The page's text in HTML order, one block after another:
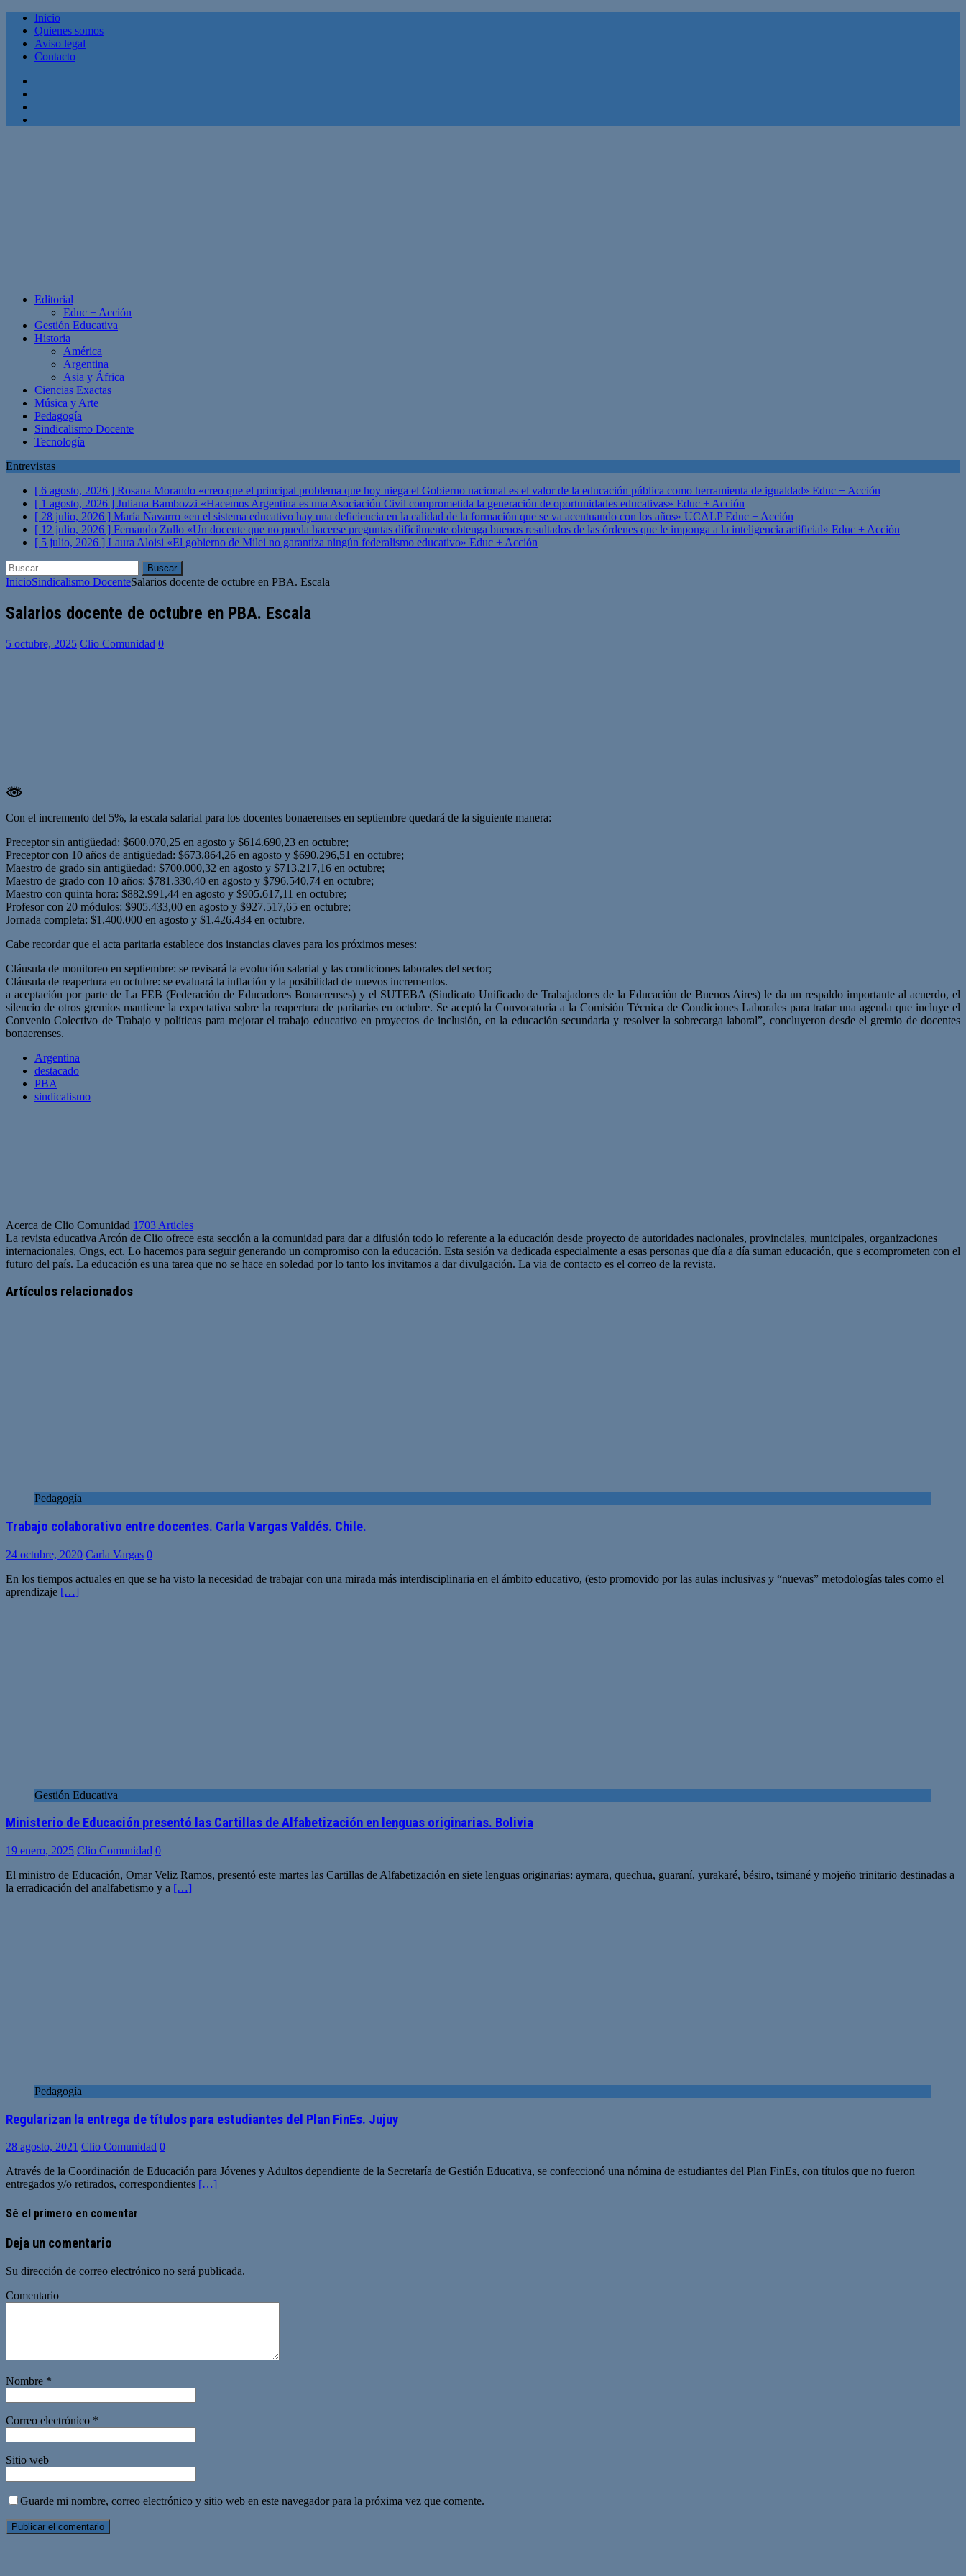
Inicio
Quienes somos
Aviso legal
Contacto
Editorial
Educ + Acción
Gestión Educativa
Historia
América
Argentina
Asia y África
Ciencias Exactas
Música y Arte
Pedagogía
Sindicalismo Docente
Tecnología
Entrevistas
[ 6 agosto, 2026 ] Rosana Morando «creo que el principal problema que hoy niega el Gobierno nacional es el valor de la educación pública como herramienta de igualdad» Educ + Acción
[ 1 agosto, 2026 ] Juliana Bambozzi «Hacemos Argentina es una Asociación Civil comprometida la generación de oportunidades educativas» Educ + Acción
[ 28 julio, 2026 ] María Navarro «en el sistema educativo hay una deficiencia en la calidad de la formación que se va acentuando con los años» UCALPEduc + Acción
[ 12 julio, 2026 ] Fernando Zullo «Un docente que no pueda hacerse preguntas difícilmente obtenga buenos resultados de las órdenes que le imponga a la inteligencia artificial» Educ + Acción
[ 5 julio, 2026 ] Laura Aloisi «El gobierno de Milei no garantiza ningún federalismo educativo» Educ + Acción
Buscar:
InicioSindicalismo DocenteSalarios docente de octubre en PBA. Escala
Salarios docente de octubre en PBA. Escala
5 octubre, 2025 Clio Comunidad 0
Con el incremento del 5%, la escala salarial para los docentes bonaerenses en septiembre quedará de la siguiente manera:
Preceptor sin antigüedad: $600.070,25 en agosto y $614.690,23 en octubre;
Preceptor con 10 años de antigüedad: $673.864,26 en agosto y $690.296,51 en octubre;
Maestro de grado sin antigüedad: $700.000,32 en agosto y $713.217,16 en octubre;
Maestro de grado con 10 años: $781.330,40 en agosto y $796.540,74 en octubre;
Maestro con quinta hora: $882.991,44 en agosto y $905.617,11 en octubre;
Profesor con 20 módulos: $905.433,00 en agosto y $927.517,65 en octubre;
Jornada completa: $1.400.000 en agosto y $1.426.434 en octubre.
Cabe recordar que el acta paritaria establece dos instancias claves para los próximos meses:
Cláusula de monitoreo en septiembre: se revisará la evolución salarial y las condiciones laborales del sector;
Cláusula de reapertura en octubre: se evaluará la inflación y la posibilidad de nuevos incrementos.
a aceptación por parte de La FEB (Federación de Educadores Bonaerenses) y el SUTEBA (Sindicato Unificado de Trabajadores de la Educación de Buenos Aires) le da un respaldo importante al acuerdo, el
silencio de otros gremios mantiene la expectativa sobre la reapertura de paritarias en octubre. Se aceptó la Convocatoria a la Comisión Técnica de Condiciones Laborales para tratar una agenda que incluye el
Convenio Colectivo de Trabajo y políticas para mejorar el trabajo educativo en proyectos de inclusión, en la educación secundaria y resolver la sobrecarga laboral”, concluyeron desde el gremio de docentes
bonaerenses.
Argentina
destacado
PBA
sindicalismo
Acerca de Clio Comunidad 1703 Articles
La revista educativa Arcón de Clio ofrece esta sección a la comunidad para dar a difusión todo lo referente a la educación desde proyecto de autoridades nacionales, provinciales, municipales, organizaciones
internacionales, Ongs, ect. Lo hacemos para seguir generando un compromiso con la educación. Esta sesión va dedicada especialmente a esas personas que día a día suman educación, que s ecomprometen con el
futuro del país. La educación es una tarea que no se hace en soledad por lo tanto los invitamos a dar divulgación. La via de contacto es el correo de la revista.
web
Artículos relacionados
Pedagogía
Trabajo colaborativo entre docentes. Carla Vargas Valdés. Chile.
24 octubre, 2020 Carla Vargas 0
En los tiempos actuales en que se ha visto la necesidad de trabajar con una mirada más interdisciplinaria en el ámbito educativo, (esto promovido por las aulas inclusivas y “nuevas” metodologías tales como el
aprendizaje […]
Gestión Educativa
Ministerio de Educación presentó las Cartillas de Alfabetización en lenguas originarias. Bolivia
19 enero, 2025 Clio Comunidad 0
El ministro de Educación, Omar Veliz Ramos, presentó este martes las Cartillas de Alfabetización en siete lenguas originarias: aymara, quechua, guaraní, yurakaré, bésiro, tsimané y mojeño trinitario destinadas a
la erradicación del analfabetismo y a […]
Pedagogía
Regularizan la entrega de títulos para estudiantes del Plan FinEs. Jujuy
28 agosto, 2021 Clio Comunidad 0
Através de la Coordinación de Educación para Jóvenes y Adultos dependiente de la Secretaría de Gestión Educativa, se confeccionó una nómina de estudiantes del Plan FinEs, con títulos que no fueron
entregados y/o retirados, correspondientes […]
Sé el primero en comentar
Deja un comentario
Su dirección de correo electrónico no será publicada.
Comentario
Nombre *
Correo electrónico *
Sitio web
Guarde mi nombre, correo electrónico y sitio web en este navegador para la próxima vez que comente.